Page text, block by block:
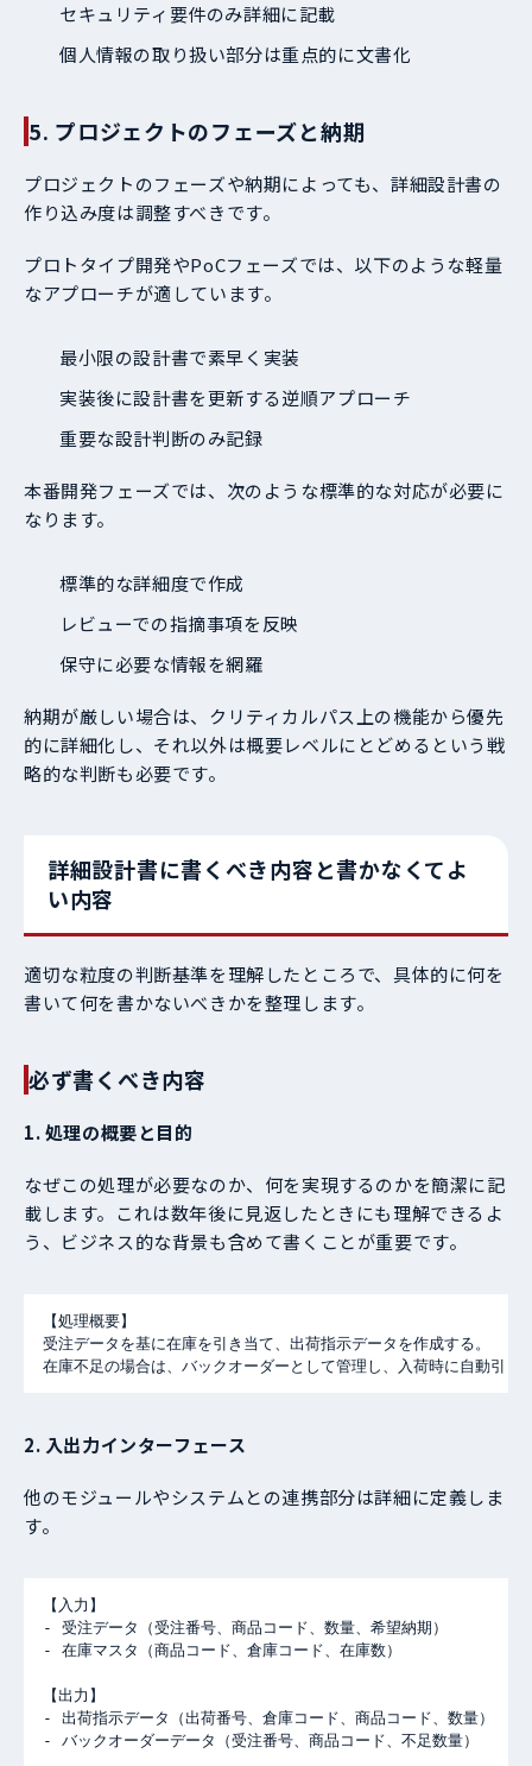
セキュリティ要件のみ詳細に記載
個人情報の取り扱い部分は重点的に文書化
5. プロジェクトのフェーズと納期
プロジェクトのフェーズや納期によっても、詳細設計書の
作り込み度は調整すべきです。
プロトタイプ開発やPoCフェーズでは、以下のような軽量
なアプローチが適しています。
最小限の設計書で素早く実装
実装後に設計書を更新する逆順アプローチ
重要な設計判断のみ記録
本番開発フェーズでは、次のような標準的な対応が必要に
なります。
標準的な詳細度で作成
レビューでの指摘事項を反映
保守に必要な情報を網羅
納期が厳しい場合は、クリティカルパス上の機能から優先
的に詳細化し、それ以外は概要レベルにとどめるという戦
略的な判断も必要です。
詳細設計書に書くべき内容と書かなくてよ
い内容
適切な粒度の判断基準を理解したところで、具体的に何を
書いて何を書かないべきかを整理します。
必ず書くべき内容
1. 処理の概要と目的
なぜこの処理が必要なのか、何を実現するのかを簡潔に記
載します。これは数年後に見返したときにも理解できるよ
う、ビジネス的な背景も含めて書くことが重要です。
【処理概要】
受注データを基に在庫を引き当て、出荷指示データを作成する。
在庫不足の場合は、バックオーダーとして管理し、入荷時に自動引き
2. 入出力インターフェース
他のモジュールやシステムとの連携部分は詳細に定義しま
す。
【入力】
- 受注データ（受注番号、商品コード、数量、希望納期）
- 在庫マスタ（商品コード、倉庫コード、在庫数）
【出力】
- 出荷指示データ（出荷番号、倉庫コード、商品コード、数量）
- バックオーダーデータ（受注番号、商品コード、不足数量）